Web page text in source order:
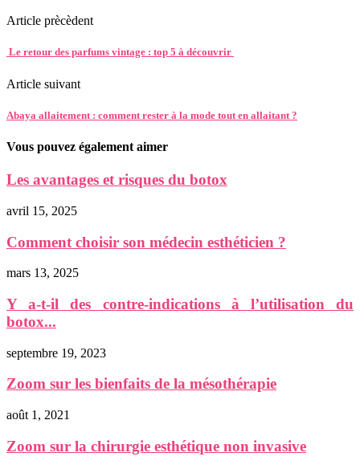
Article prècèdent
Le retour des parfums vintage : top 5 à découvrir
Article suivant
Abaya allaitement : comment rester à la mode tout en allaitant ?
Vous pouvez également aimer
Les avantages et risques du botox
avril 15, 2025
Comment choisir son médecin esthéticien ?
mars 13, 2025
Y a-t-il des contre-indications à l’utilisation du
botox...
septembre 19, 2023
Zoom sur les bienfaits de la mésothérapie
août 1, 2021
Zoom sur la chirurgie esthétique non invasive